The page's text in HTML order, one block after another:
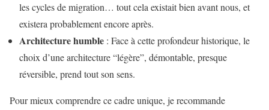
les cycles de migration… tout cela existait bien avant nous, et
existera probablement encore après.
Architecture humble : Face à cette profondeur historique, le
choix d’une architecture “légère”, démontable, presque
réversible, prend tout son sens.
Pour mieux comprendre ce cadre unique, je recommande